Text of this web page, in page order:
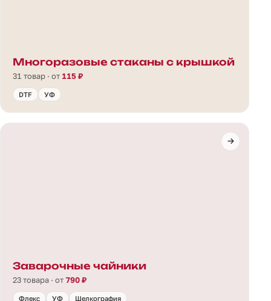
Многоразовые стаканы с крышкой
31 товар · от 115 ₽
DTF УФ
Заварочные чайники
23 товара · от 790 ₽
Флекс УФ Шелкография